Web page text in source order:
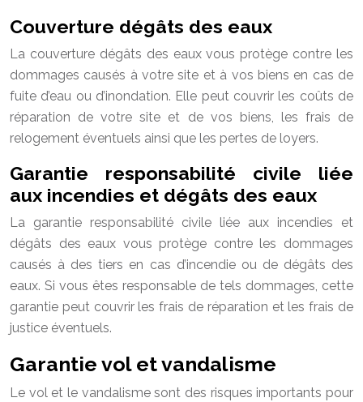
Couverture dégâts des eaux
La couverture dégâts des eaux vous protège contre les
dommages causés à votre site et à vos biens en cas de
fuite d’eau ou d’inondation. Elle peut couvrir les coûts de
réparation de votre site et de vos biens, les frais de
relogement éventuels ainsi que les pertes de loyers.
Garantie responsabilité civile liée
aux incendies et dégâts des eaux
La garantie responsabilité civile liée aux incendies et
dégâts des eaux vous protège contre les dommages
causés à des tiers en cas d’incendie ou de dégâts des
eaux. Si vous êtes responsable de tels dommages, cette
garantie peut couvrir les frais de réparation et les frais de
justice éventuels.
Garantie vol et vandalisme
Le vol et le vandalisme sont des risques importants pour